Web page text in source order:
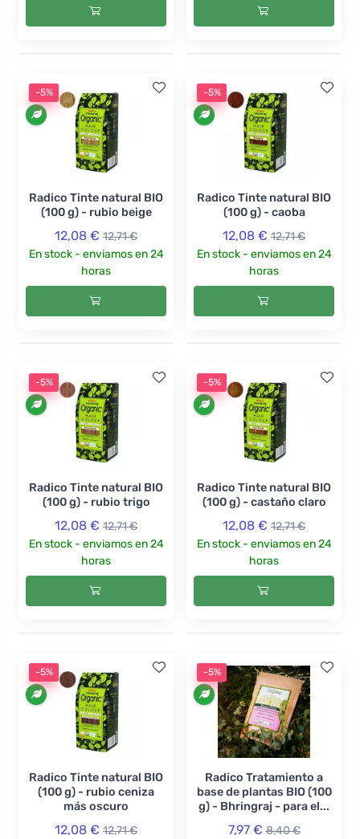
-5%
Radico Tinte natural BIO
(100 g) - rubio beige
12,08 € 12,71 €
En stock - enviamos en 24
horas
-5%
Radico Tinte natural BIO
(100 g) - caoba
12,08 € 12,71 €
En stock - enviamos en 24
horas
-5%
Radico Tinte natural BIO
(100 g) - rubio trigo
12,08 € 12,71 €
En stock - enviamos en 24
horas
-5%
Radico Tinte natural BIO
(100 g) - castaño claro
12,08 € 12,71 €
En stock - enviamos en 24
horas
-5%
Radico Tinte natural BIO
(100 g) - rubio ceniza
más oscuro
12,08 € 12,71 €
-5%
Radico Tratamiento a
base de plantas BIO (100
g) - Bhringraj - para el...
7,97 € 8,40 €